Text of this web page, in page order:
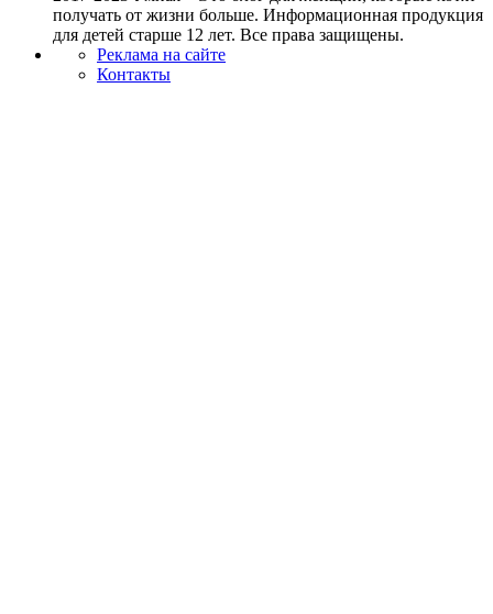
получать от жизни больше. Информационная продукция
для детей старше 12 лет. Все права защищены.
Реклама на сайте
Контакты